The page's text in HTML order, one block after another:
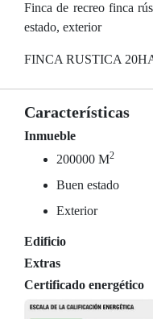
Finca de recreo finca
estado, exterior
FINCA RUSTICA
Características
Inmueble
200000 M2
Buen estado
Exterior
Edificio
Extras
Certificado energético